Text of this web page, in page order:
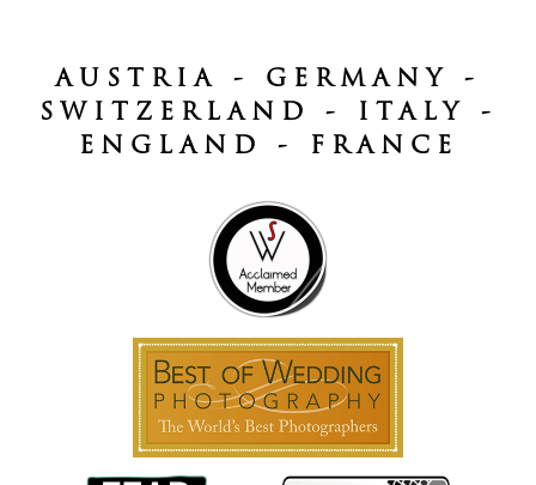
AUSTRIA - GERMANY -
SWITZERLAND - ITALY -
ENGLAND - FRANCE